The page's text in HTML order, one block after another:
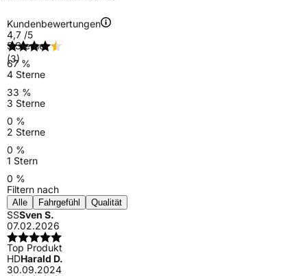
Kundenbewertungen
4,7 /5
(3)
5 Sterne
67 %
4 Sterne
33 %
3 Sterne
0 %
2 Sterne
0 %
1 Stern
0 %
Filtern nach
Alle Fahrgefühl Qualität
SSSven S.
07.02.2026
Top Produkt
HDHarald D.
30.09.2024